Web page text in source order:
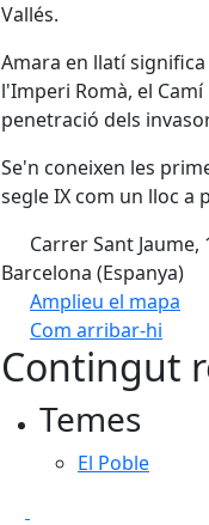
Vallés.
Amara en llatí
l'Imperi Romà, el
penetració dels
Se'n coneixen les
segle IX com un lloc a
Carrer Sant
Barcelona (Espanya)
Amplieu el mapa
Com arribar-hi
+
−
Contingut
Temes
El Poble